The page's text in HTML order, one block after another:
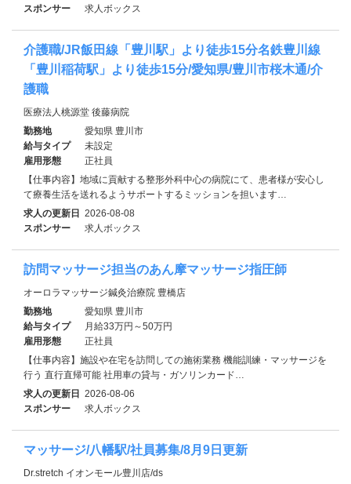
スポンサー
求人ボックス
介護職/JR飯田線「豊川駅」より徒歩15分名鉄豊川線
「豊川稲荷駅」より徒歩15分/愛知県/豊川市桜木通/介
護職
医療法人桃源堂 後藤病院
勤務地
愛知県 豊川市
給与タイプ
未設定
雇用形態
正社員
【仕事内容】地域に貢献する整形外科中心の病院にて、患者様が安心し
て療養生活を送れるようサポートするミッションを担います…
求人の更新日 2026-08-08
スポンサー
求人ボックス
訪問マッサージ担当のあん摩マッサージ指圧師
オーロラマッサージ鍼灸治療院 豊橋店
勤務地
愛知県 豊川市
給与タイプ
月給33万円～50万円
雇用形態
正社員
【仕事内容】施設や在宅を訪問しての施術業務 機能訓練・マッサージを
行う 直行直帰可能 社用車の貸与・ガソリンカード…
求人の更新日 2026-08-06
スポンサー
求人ボックス
マッサージ/八幡駅/社員募集/8月9日更新
Dr.stretch イオンモール豊川店/ds